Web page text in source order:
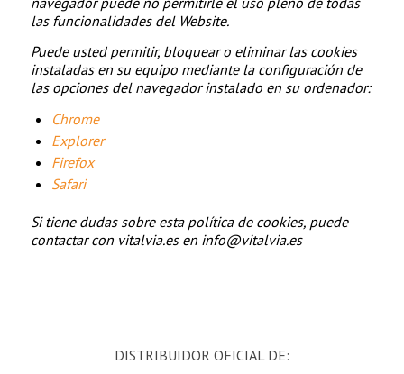
las funcionalidades del Website.
Puede usted permitir, bloquear o eliminar las cookies
instaladas en su equipo mediante la configuración de
las opciones del navegador instalado en su ordenador:
Chrome
Explorer
Firefox
Safari
Si tiene dudas sobre esta política de cookies, puede
contactar con vitalvia.es en info@vitalvia.es
DISTRIBUIDOR OFICIAL DE: